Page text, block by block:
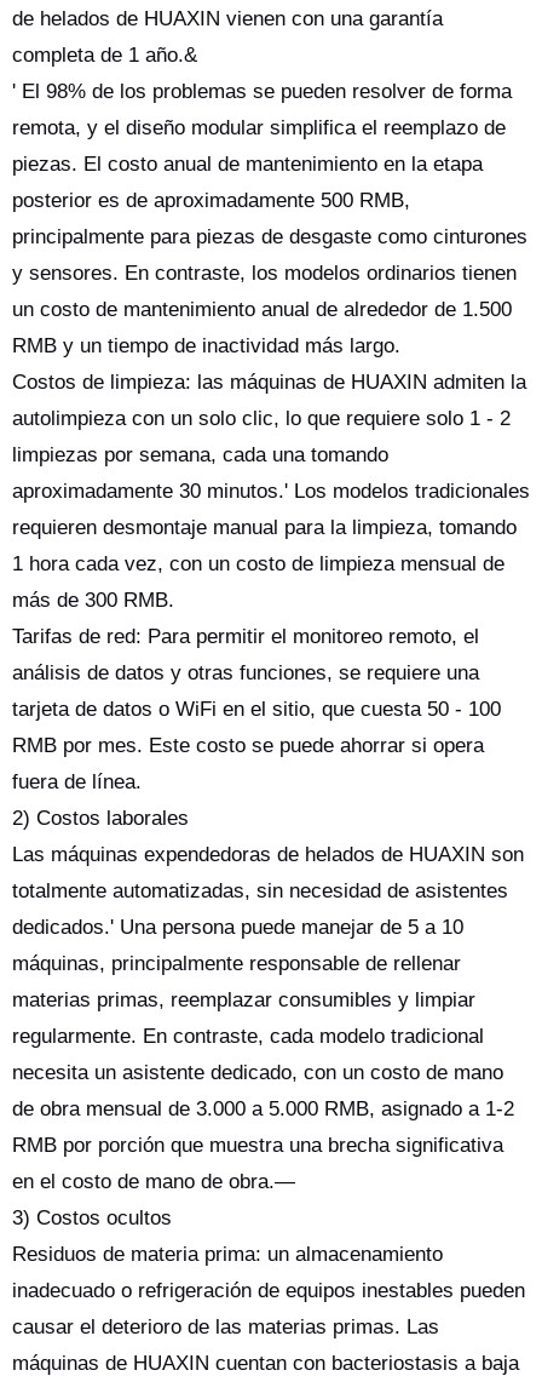
de helados de HUAXIN vienen con una garantía
completa de 1 año.&
' El 98% de los problemas se pueden resolver de forma
remota, y el diseño modular simplifica el reemplazo de
piezas. El costo anual de mantenimiento en la etapa
posterior es de aproximadamente 500 RMB,
principalmente para piezas de desgaste como cinturones
y sensores. En contraste, los modelos ordinarios tienen
un costo de mantenimiento anual de alrededor de 1.500
RMB y un tiempo de inactividad más largo.
Costos de limpieza: las máquinas de HUAXIN admiten la
autolimpieza con un solo clic, lo que requiere solo 1 - 2
limpiezas por semana, cada una tomando
aproximadamente 30 minutos.' Los modelos tradicionales
requieren desmontaje manual para la limpieza, tomando
1 hora cada vez, con un costo de limpieza mensual de
más de 300 RMB.
Tarifas de red: Para permitir el monitoreo remoto, el
análisis de datos y otras funciones, se requiere una
tarjeta de datos o WiFi en el sitio, que cuesta 50 - 100
RMB por mes. Este costo se puede ahorrar si opera
fuera de línea.
2) Costos laborales
Las máquinas expendedoras de helados de HUAXIN son
totalmente automatizadas, sin necesidad de asistentes
dedicados.' Una persona puede manejar de 5 a 10
máquinas, principalmente responsable de rellenar
materias primas, reemplazar consumibles y limpiar
regularmente. En contraste, cada modelo tradicional
necesita un asistente dedicado, con un costo de mano
de obra mensual de 3.000 a 5.000 RMB, asignado a 1-2
RMB por porción que muestra una brecha significativa
en el costo de mano de obra.—
3) Costos ocultos
Residuos de materia prima: un almacenamiento
inadecuado o refrigeración de equipos inestables pueden
causar el deterioro de las materias primas. Las
máquinas de HUAXIN cuentan con bacteriostasis a baja